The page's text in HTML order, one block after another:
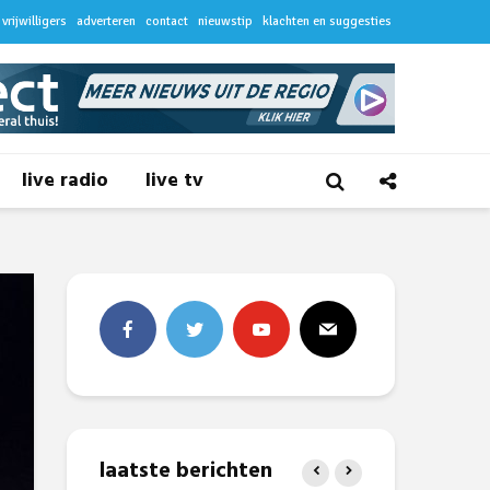
vrijwilligers adverteren contact nieuwstip klachten en suggesties
live radio live tv
laatste berichten